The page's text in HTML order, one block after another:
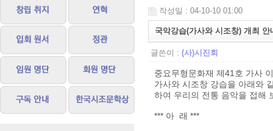
작성일 : 04-10-10 01:00
국악강습(가사와 시조창) 개최 안
글쓴이 : (사)시진회
중요무형문화재 제41호 가사
가사와 시조창 강습을 아래와
하여 우리의 전통 음악을 접해
*** 아 래 ***